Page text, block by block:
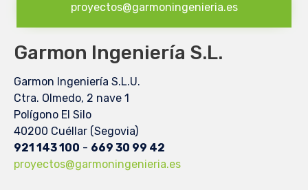
proyectos@garmoningenieria.es
Garmon Ingeniería S.L.
Garmon Ingeniería S.L.U.
Ctra. Olmedo, 2 nave 1
Polígono El Silo
40200 Cuéllar (Segovia)
921 143 100 - 669 30 99 42
proyectos@garmoningenieria.es